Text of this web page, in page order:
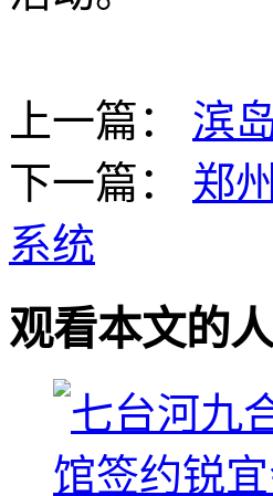
上一篇： 滨
下一篇： 郑
系统
观看本文的